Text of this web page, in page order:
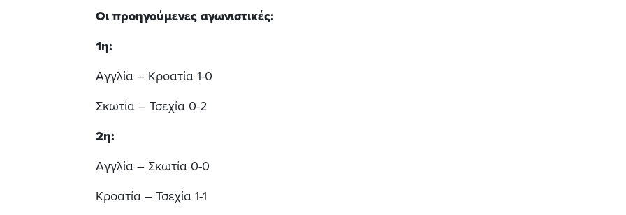
Οι προηγούμενες αγωνιστικές:
1η:
Αγγλία – Κροατία 1-0
Σκωτία – Τσεχία 0-2
2η:
Αγγλία – Σκωτία 0-0
Κροατία – Τσεχία 1-1